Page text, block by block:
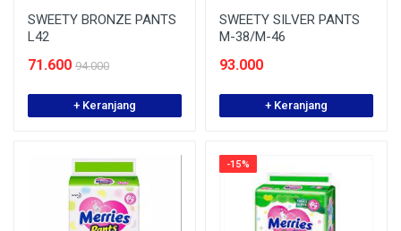
SWEETY BRONZE PANTS
L42
71.600 94.000
+ Keranjang
SWEETY SILVER PANTS
M-38/M-46
93.000
+ Keranjang
-15%